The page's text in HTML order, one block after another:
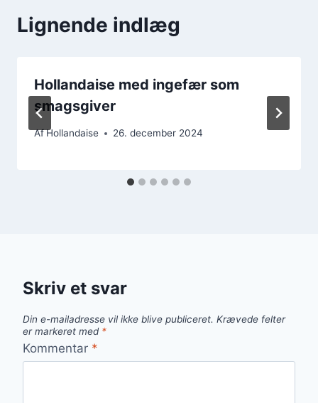
Lignende indlæg
Hollandaise med ingefær som
smagsgiver
AfHollandaise 26. december 2024
Skriv et svar
Din e-mailadresse vil ikke blive publiceret. Krævede felter
er markeret med *
Kommentar *